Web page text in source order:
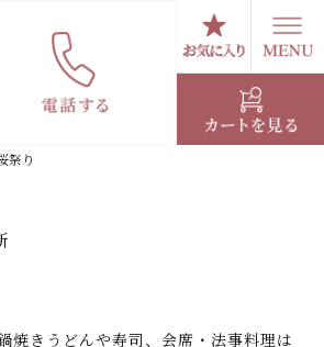
スタッフブログ
祭り
焼きうどんや寿司、会席・法事料理は